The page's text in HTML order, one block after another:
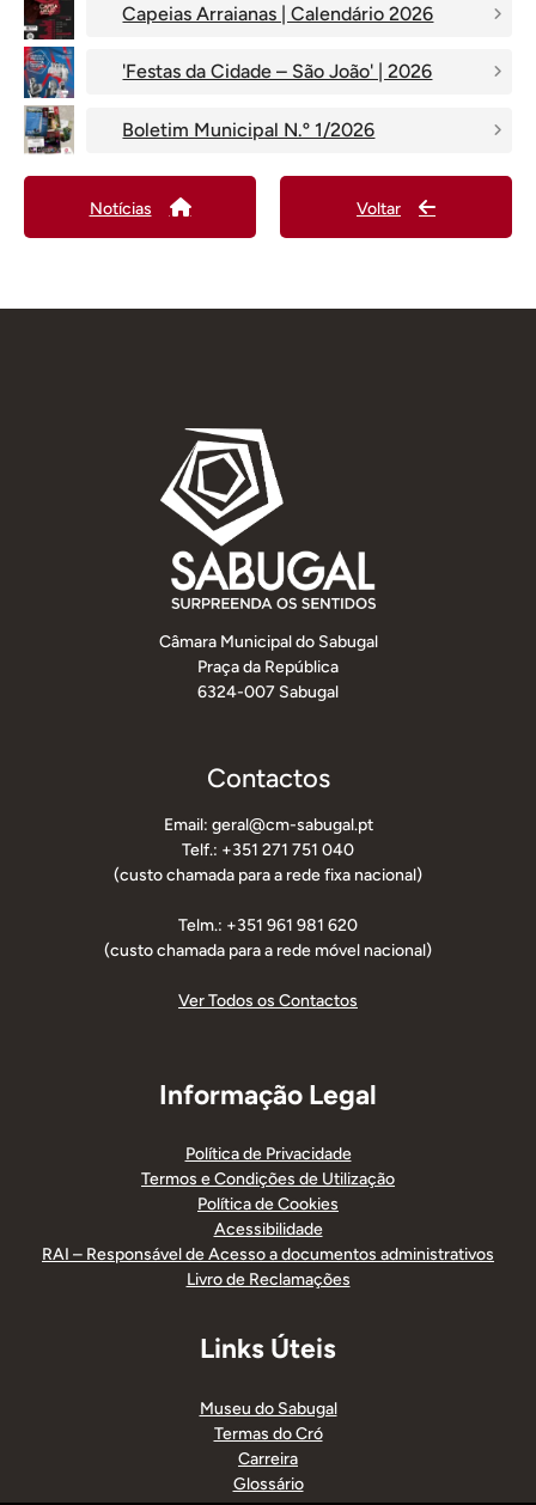
Capeias Arraianas | Calendário 2026
'Festas da Cidade – São João' | 2026
Boletim Municipal N.º 1/2026
Notícias Voltar
Câmara Municipal do Sabugal
Praça da República
6324-007 Sabugal
Contactos
Email: geral@cm-sabugal.pt
Telf.: +351 271 751 040
(custo chamada para a rede fixa nacional)
Telm.: +351 961 981 620
(custo chamada para a rede móvel nacional)
Ver Todos os Contactos
Informação Legal
Política de Privacidade
Termos e Condições de Utilização
Política de Cookies
Acessibilidade
RAI – Responsável de Acesso a documentos administrativos
Livro de Reclamações
Links Úteis
Museu do Sabugal
Termas do Cró
Carreira
Glossário